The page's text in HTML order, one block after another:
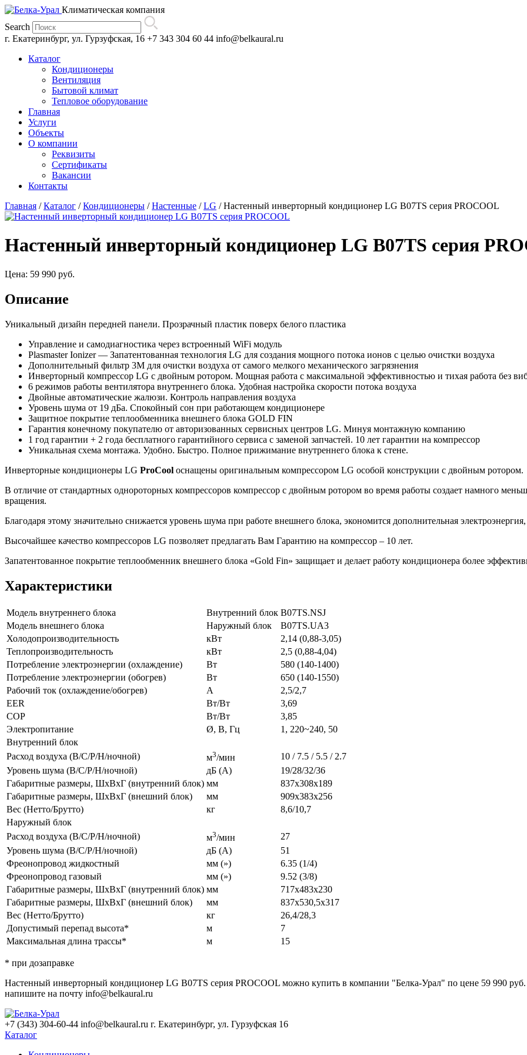
Климатическая компания
Search
г. Екатеринбург, ул. Гурзуфская, 16 +7 343 304 60 44 info@belkaural.ru
Каталог
Кондиционеры
Вентиляция
Бытовой климат
Тепловое оборудование
Главная
Услуги
Объекты
О компании
Реквизиты
Сертификаты
Вакансии
Контакты
Главная /Каталог /Кондиционеры /Настенные /LG /Настенный инверторный кондиционер LG B07TS серия PROCOOL
Настенный инверторный кондиционер LG B07TS серия
Цена: 59 990 руб.
Описание
Уникальный дизайн передней панели. Прозрачный пластик поверх белого пластика
Управление и самодиагностика через встроенный WiFi модуль
Plasmaster Ionizer — Запатентованная технология LG для создания мощного потока ионов с целью очистки воздуха
Дополнительный фильтр 3M для очистки воздуха от самого мелкого механического загрязнения
Инверторный компрессор LG с двойным ротором. Мощная работа с максимальной эффективностью и тихая работа без
6 режимов работы вентилятора внутреннего блока. Удобная настройка скорости потока воздуха
Двойные автоматические жалюзи. Контроль направления воздуха
Уровень шума от 19 дБа. Спокойный сон при работающем кондиционере
Защитное покрытие теплообменника внешнего блока GOLD FIN
Гарантия конечному покупателю от авторизованных сервисных центров LG. Минуя монтажную компанию
1 год гарантии + 2 года бесплатного гарантийного сервиса с заменой запчастей. 10 лет гарантии на компрессор
Уникальная схема монтажа. Удобно. Быстро. Полное прижимание внутреннего блока к стене.
Инверторные кондиционеры LG ProCool оснащены оригинальным компрессором LG особой конструкции с двойным ротором.
В отличие от стандартных однороторных компрессоров компрессор с двойным ротором во время работы создает намного
вращения.
Благодаря этому значительно снижается уровень шума при работе внешнего блока, экономится дополнительная
Высочайшее качество компрессоров LG позволяет предлагать Вам Гарантию на компрессор – 10 лет.
Запатентованное покрытие теплообменник внешнего блока «Gold Fin» защищает и делает работу кондиционера более
Характеристики
Модель внутреннего блока Внутренний блок B07TS.NSJ
Модель внешнего блока
Наружный блок
B07TS.UA3
Холодопроизводительность
кВт 2,14 (0,88-3,05)
Теплопроизводительность
кВт 2,5 (0,88-4,04)
Потребление электроэнергии (охлаждение) Вт 580 (140-1400)
Потребление электроэнергии (обогрев) Вт 650 (140-1550)
Рабочий ток (охлаждение/обогрев) A
2,5/2,7
EER
Вт/Вт
3,69
COP
Вт/Вт
3,85
Электропитание
Ø, В, Гц
1, 220~240, 50
Внутренний блок
Расход воздуха (В/С/Р/Н/ночной) м3/мин
10 / 7.5 / 5.5 / 2.7
Уровень шума (В/С/Р/Н/ночной) дБ (А)
19/28/32/36
Габаритные размеры, ШхВхГ (внутренний блок) мм
837х308х189
Габаритные размеры, ШхВхГ (внешний блок) мм
909х383х256
Вес (Нетто/Брутто) кг
8,6/10,7
Наружный блок
Расход воздуха (В/С/Р/Н/ночной) м3/мин
27
Уровень шума (В/С/Р/Н/ночной) дБ (А)
51
Фреонопровод жидкостный
мм (») 6.35 (1/4)
Фреонопровод газовый
мм (») 9.52 (3/8)
Габаритные размеры, ШхВхГ (внутренний блок) мм
717х483х230
Габаритные размеры, ШхВхГ (внешний блок) мм
837х530,5х317
Вес (Нетто/Брутто) кг
26,4/28,3
Допустимый перепад высота*
м
7
Максимальная длина трассы*
м 15
* при дозаправке
Настенный инверторный кондиционер LG B07TS серия PROCOOL можно купить в компании "Белка-Урал" по цене 59 990
напишите на почту info@belkaural.ru
+7 (343) 304-60-44 info@belkaural.ru г. Екатеринбург, ул. Гурзуфская 16
Каталог